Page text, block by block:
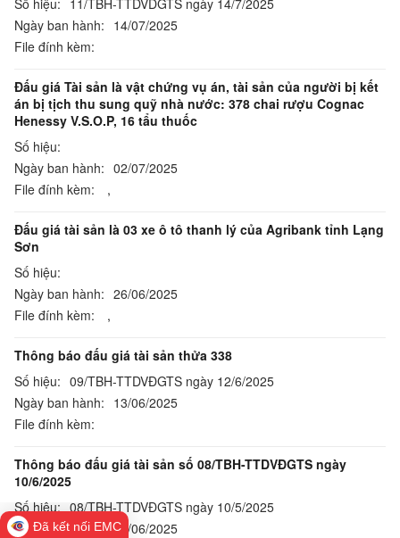
Số hiệu: 11/TBH-TTDVDGTS ngày 14/7/2025
Ngày ban hành: 14/07/2025
File đính kèm:
Đấu giá Tài sản là vật chứng vụ án, tài sản của người bị kết
án bị tịch thu sung quỹ nhà nước: 378 chai rượu Cognac
Henessy V.S.O.P, 16 tẩu thuốc
Số hiệu:
Ngày ban hành: 02/07/2025
File đính kèm:
,
Đấu giá tài sản là 03 xe ô tô thanh lý của Agribank tỉnh Lạng
Sơn
Số hiệu:
Ngày ban hành: 26/06/2025
File đính kèm:
,
Thông báo đấu giá tài sản thửa 338
Số hiệu: 09/TBH-TTDVĐGTS ngày 12/6/2025
Ngày ban hành: 13/06/2025
File đính kèm:
Thông báo đấu giá tài sản số 08/TBH-TTDVĐGTS ngày
10/6/2025
Số hiệu: 08/TBH-TTDVĐGTS ngày 10/5/2025
Ngày ban hành: 10/06/2025
Đã kết nối EMC